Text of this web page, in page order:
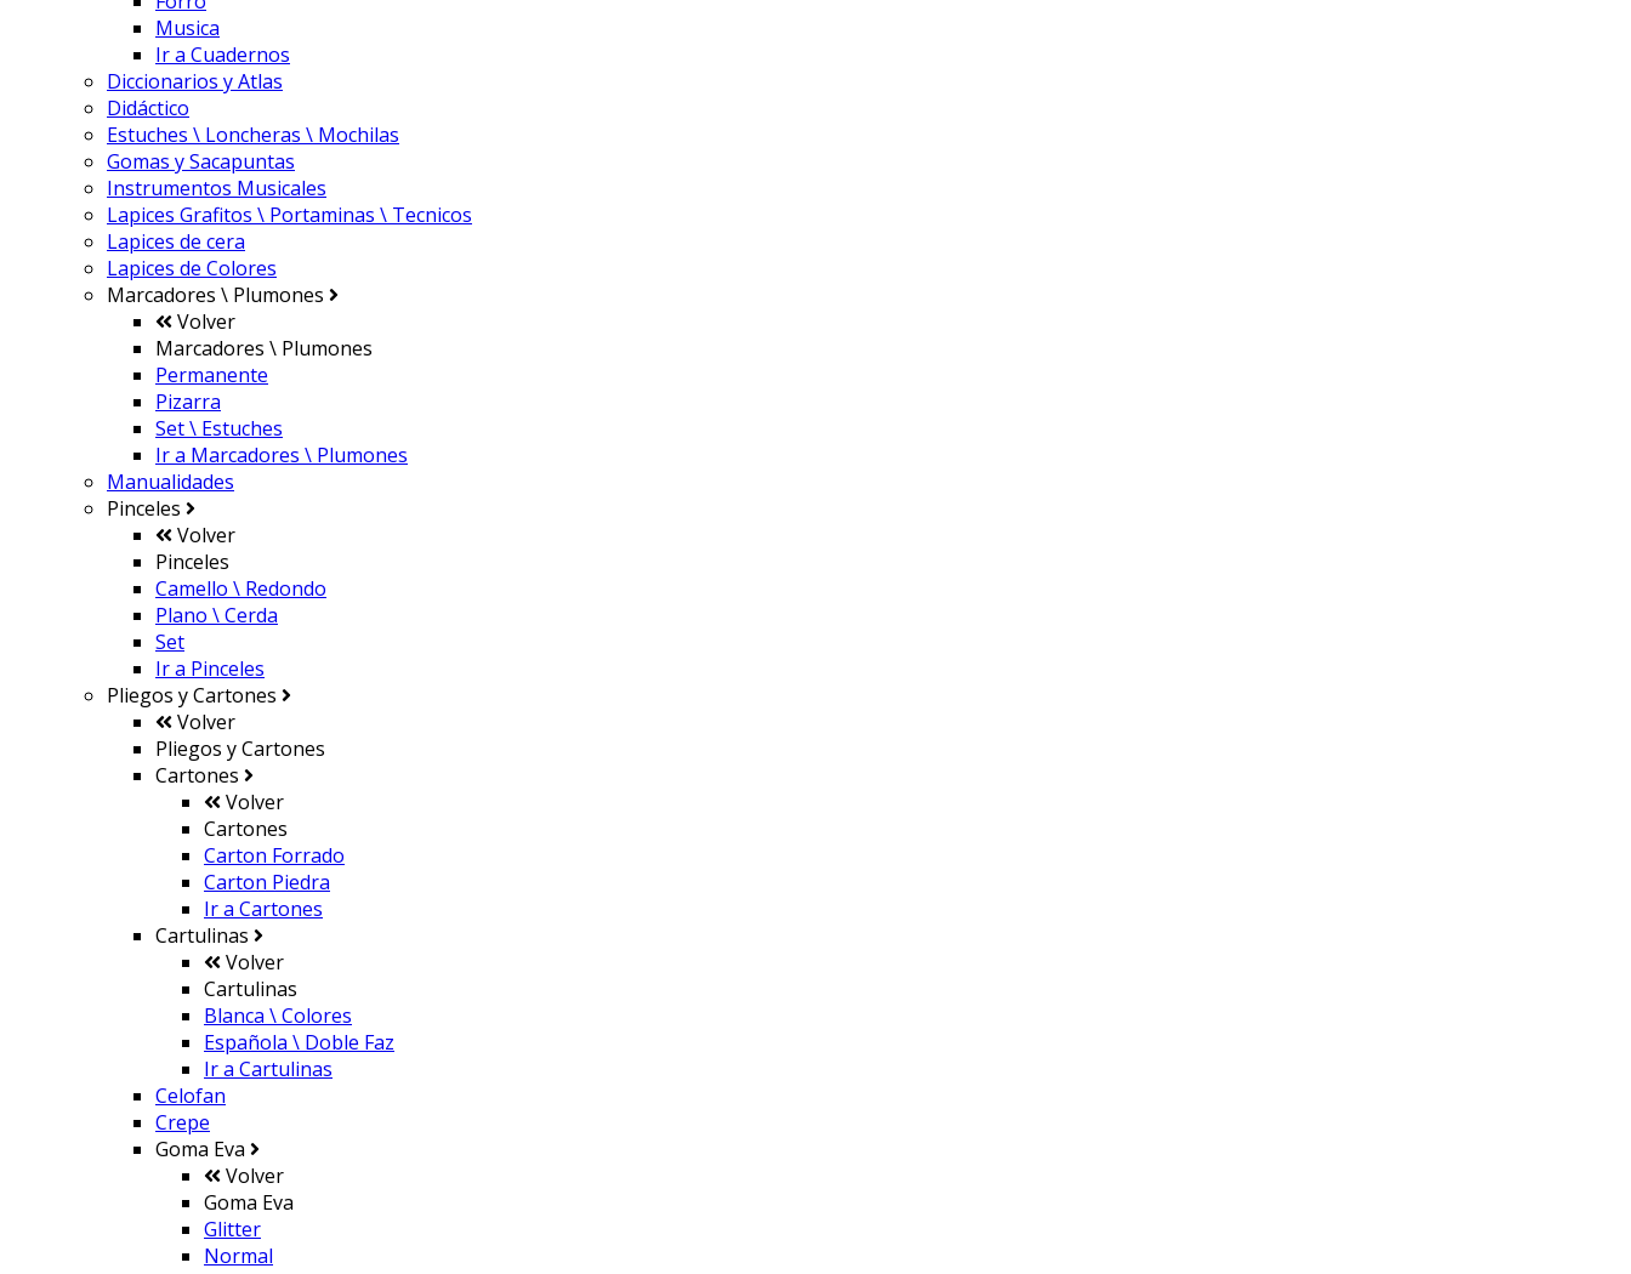
Musica
Ir a Cuadernos
Diccionarios y Atlas
Didáctico
Estuches \ Loncheras \ Mochilas
Gomas y Sacapuntas
Instrumentos Musicales
Lapices Grafitos \ Portaminas \ Tecnicos
Lapices de cera
Lapices de Colores
Marcadores \ Plumones
Volver
Marcadores \ Plumones
Permanente
Pizarra
Set \ Estuches
Ir a Marcadores \ Plumones
Manualidades
Pinceles
Volver
Pinceles
Camello \ Redondo
Plano \ Cerda
Set
Ir a Pinceles
Pliegos y Cartones
Volver
Pliegos y Cartones
Cartones
Volver
Cartones
Carton Forrado
Carton Piedra
Ir a Cartones
Cartulinas
Volver
Cartulinas
Blanca \ Colores
Española \ Doble Faz
Ir a Cartulinas
Celofan
Crepe
Goma Eva
Volver
Goma Eva
Glitter
Normal